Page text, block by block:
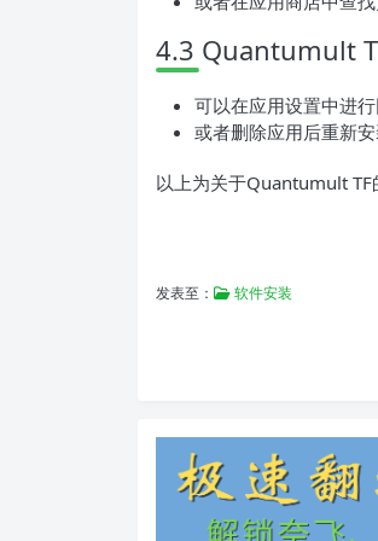
4.3 Quantumult
可以在应用设置中进
或者删除应用后重新
以上为关于Quantumult TF
发表至： 软件安装